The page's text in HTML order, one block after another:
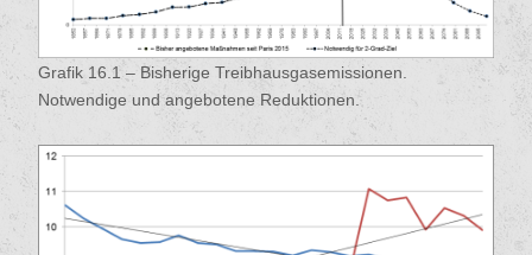
Grafik 16.1 – Bisherige Treibhausgasemissionen.
Notwendige und angebotene Reduktionen.